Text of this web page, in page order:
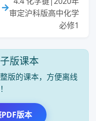
审定沪科版高中化学
必修1
版课本
版的课本，方便离线
版本